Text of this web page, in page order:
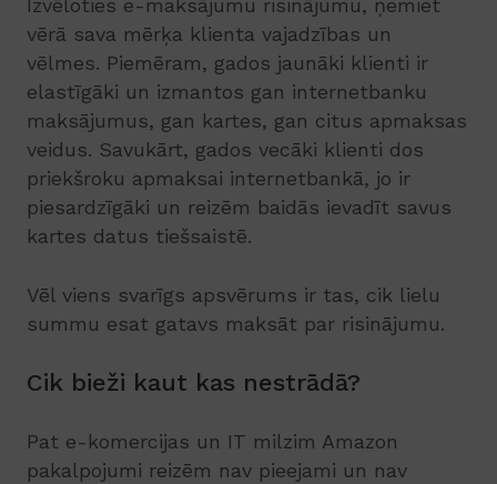
Izvēloties e-maksājumu risinājumu, ņemiet
vērā sava mērķa klienta vajadzības un
vēlmes. Piemēram, gados jaunāki klienti ir
elastīgāki un izmantos gan internetbanku
maksājumus, gan kartes, gan citus apmaksas
veidus. Savukārt, gados vecāki klienti dos
priekšroku apmaksai internetbankā, jo ir
piesardzīgāki un reizēm baidās ievadīt savus
kartes datus tiešsaistē.
Vēl viens svarīgs apsvērums ir tas, cik lielu
summu esat gatavs maksāt par risinājumu.
Cik bieži kaut kas nestrādā?
Pat e-komercijas un IT milzim Amazon
pakalpojumi reizēm nav pieejami un nav